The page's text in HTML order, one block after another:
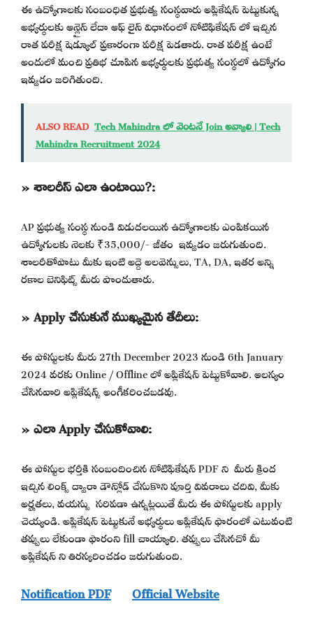
ఈ ఉద్యోగాలకు సంబంధిత ప్రభుత్వ సంస్థవారు అప్లికేషన్ పెట్టుకున్న
అభ్యర్థులకు ఆన్లైన్ లేదా ఆఫ్ లైన్ విధానంలో నోటిఫికేషన్ లో ఇచ్చిన
రాత పరీక్ష షెడ్యూల్ ప్రకారంగా పరీక్ష పెడతారు. రాత పరీక్ష ఉంటే
అందులో మంచి ప్రతిభ చూపిన అభ్యర్థులకు ప్రభుత్వ సంస్థలో ఉద్యోగం
ఇవ్వడం జరిగితుంది.
ALSO READ Tech Mahindra లో వెంటనే Join అవ్వాలి | Tech
Mahindra Recruitment 2024
» శాలరీస్ ఎలా ఉంటాయి?:
AP ప్రభుత్వ సంస్థ నుండి విడుదలయిన ఉద్యోగాలకు ఎంపికయిన
ఉద్యోగులకు నెలకు ₹35,000/- జీతం ఇవ్వడం జరుగుతుంది.
శాలరీతోపాటు మీకు ఇంటి అద్దె అలవెన్సులు, TA, DA, ఇతర అన్ని
రకాల బెనిఫిట్స్ మీరు పొందుతారు.
» Apply చేసుకునే ముఖ్యమైన తేదీలు:
ఈ పోస్టులకు మీరు 27th December 2023 నుండి 6th January
2024 వరకు Online / Offline లో అప్లికేషన్ పెట్టుకోవాలి. ఆలస్యం
చేసినవారి అప్లికేషన్స్ అంగీకరించబడవు.
» ఎలా Apply చేసుకోవాలి:
ఈ పోస్టుల భర్తీకి సంబందించిన నోటిఫికేషన్ PDF ని మీరు క్రింద
ఇచ్చిన లింక్స్ ద్వారా డౌన్లోడ్ చేసుకొని పూర్తి వివరాలు చదివి, మీకు
అర్హతలు, వయస్సు సరిపడా ఉన్నట్లయితే మీరు ఈ పోస్టులకు apply
చెయ్యండి. అప్లికేషన్ పెట్టుకునే అభ్యర్థులు అప్లికేషన్ ఫారంలో ఎటువంటి
తప్పులు లేకుండా ఫారంని fill చాయ్యాలి. తప్పులు చేసినచో మీ
అప్లికేషన్ ని తిరస్కరించడం జరుగుతుంది.
Notification PDF Official Website